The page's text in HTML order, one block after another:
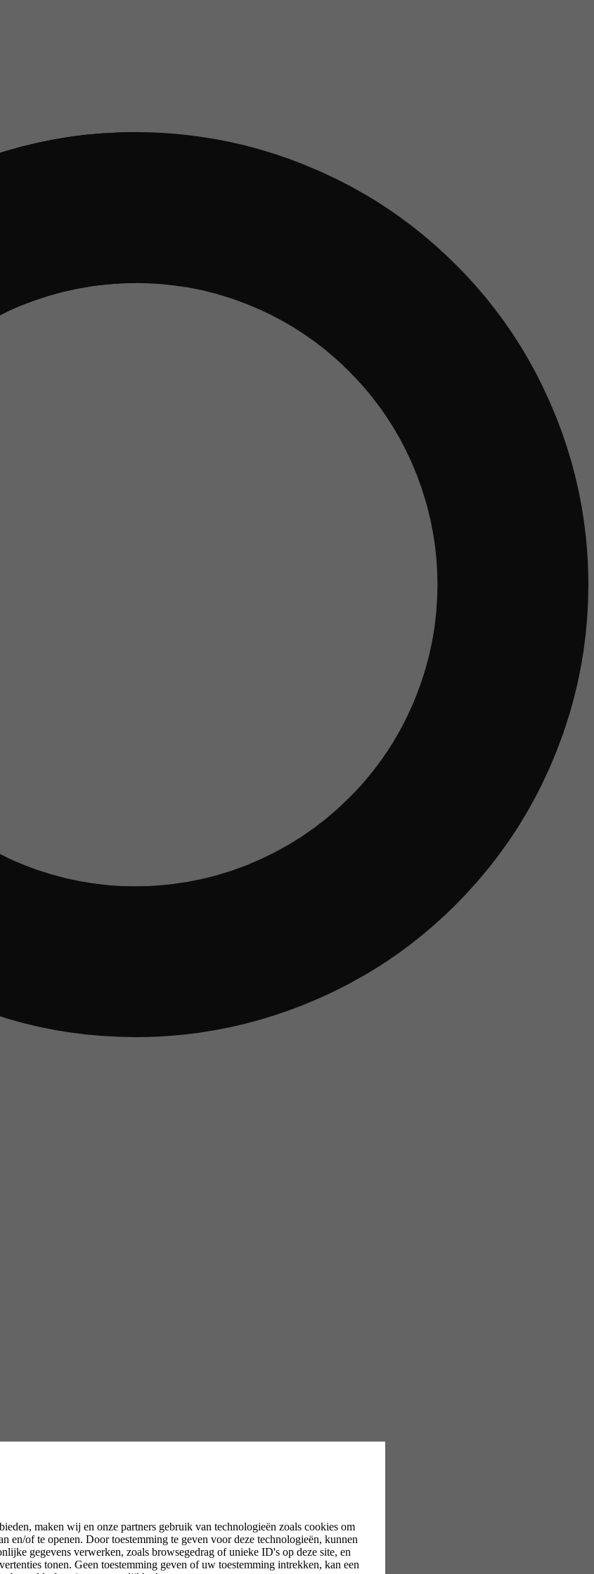
maken wij en onze partners gebruik van technologieën zoals cookies om
en/of te openen. Door toestemming te geven voor deze technologieën, kunnen
gegevens verwerken, zoals browsegedrag of unieke ID's op deze site, en
tonen. Geen toestemming geven of uw toestemming intrekken, kan een